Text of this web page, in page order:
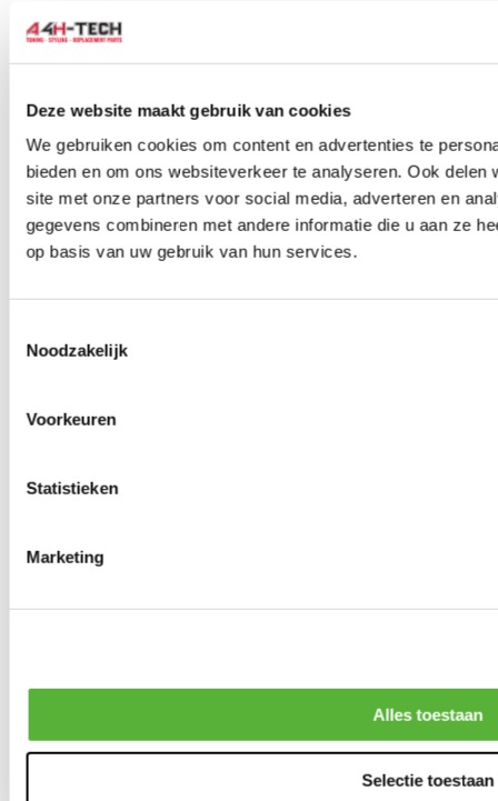
Deze website maakt gebruik van cookies
We gebruiken cookies om content en advertenties te
bieden en om ons websiteverkeer te analyseren. Ook
site met onze partners voor social media, adverteren en
gegevens combineren met andere informatie die u aan ze
op basis van uw gebruik van hun services.
Noodzakelijk
Voorkeuren
Statistieken
Marketing
Alles toestaan
Selectie toestaan
0producten beschikbaar
Wiellagers & Naven
0producten beschikbaar
0producten beschikbaar
Spoorverbreders
0producten beschikbaar
Wielmoeren
0producten beschikbaar
Draadeinden
0 producten beschikbaar
0producten beschikbaar
0producten beschikbaar
0producten beschikbaar
Remmen overige